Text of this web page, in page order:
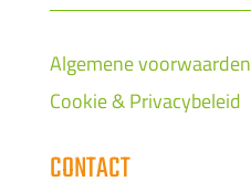
Algemene voorwaarden
Cookie & Privacybeleid
CONTACT